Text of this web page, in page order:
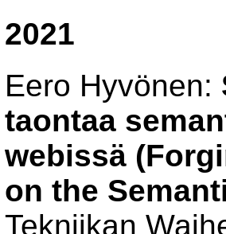
2021
Eero Hyvönen:
taontaa
webissä
on the
Tekniikan